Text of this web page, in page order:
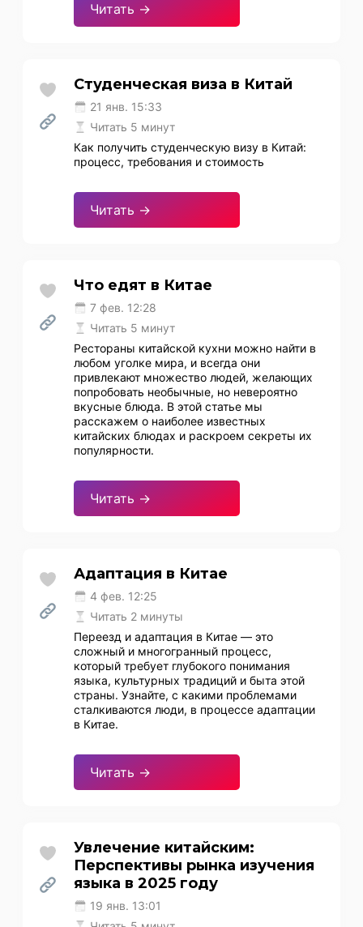
Читать →
Студенческая виза в Китай
21 янв. 15:33
Читать 5 минут
Как получить студенческую визу в Китай:
процесс, требования и стоимость
Читать →
Что едят в Китае
7 фев. 12:28
Читать 5 минут
Рестораны китайской кухни можно найти в
любом уголке мира, и всегда они
привлекают множество людей, желающих
попробовать необычные, но невероятно
вкусные блюда. В этой статье мы
расскажем о наиболее известных
китайских блюдах и раскроем секреты их
популярности.
Читать →
Адаптация в Китае
4 фев. 12:25
Читать 2 минуты
Переезд и адаптация в Китае — это
сложный и многогранный процесс,
который требует глубокого понимания
языка, культурных традиций и быта этой
страны. Узнайте, с какими проблемами
сталкиваются люди, в процессе адаптации
в Китае.
Читать →
Увлечение китайским:
Перспективы рынка изучения
языка в 2025 году
19 янв. 13:01